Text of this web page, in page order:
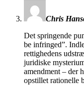
Chris
Det springende
be infringed”.
rettighedens
juridiske
amendment – der
opstillet rationelle